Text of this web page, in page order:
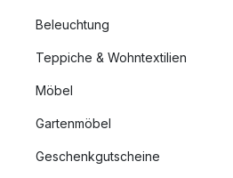
Beleuchtung
Teppiche & Wohntextilien
Möbel
Gartenmöbel
Geschenkgutscheine